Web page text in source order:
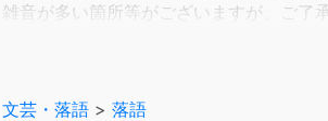
雑音が多い箇所等がございますが、ご了
サンプルをご確認の上、お求めいただけ
文芸・落語 > 落語